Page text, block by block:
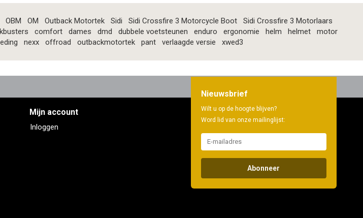
OBM OM Outback Motortek Sidi Sidi Crossfire 3 Motorcycle Boot
Sidi Crossfire 3 Motorlaars
comfort dames dmd dubbele voetsteunen enduro ergonomie helm helmet
motor
nexx offroad outbackmotortek pant verlaagde versie xwed3
Mijn account
Inloggen
Nieuwsbrief
Wilt u op de hoogte blijven?
Word lid van onze mailinglijst:
Abonneer